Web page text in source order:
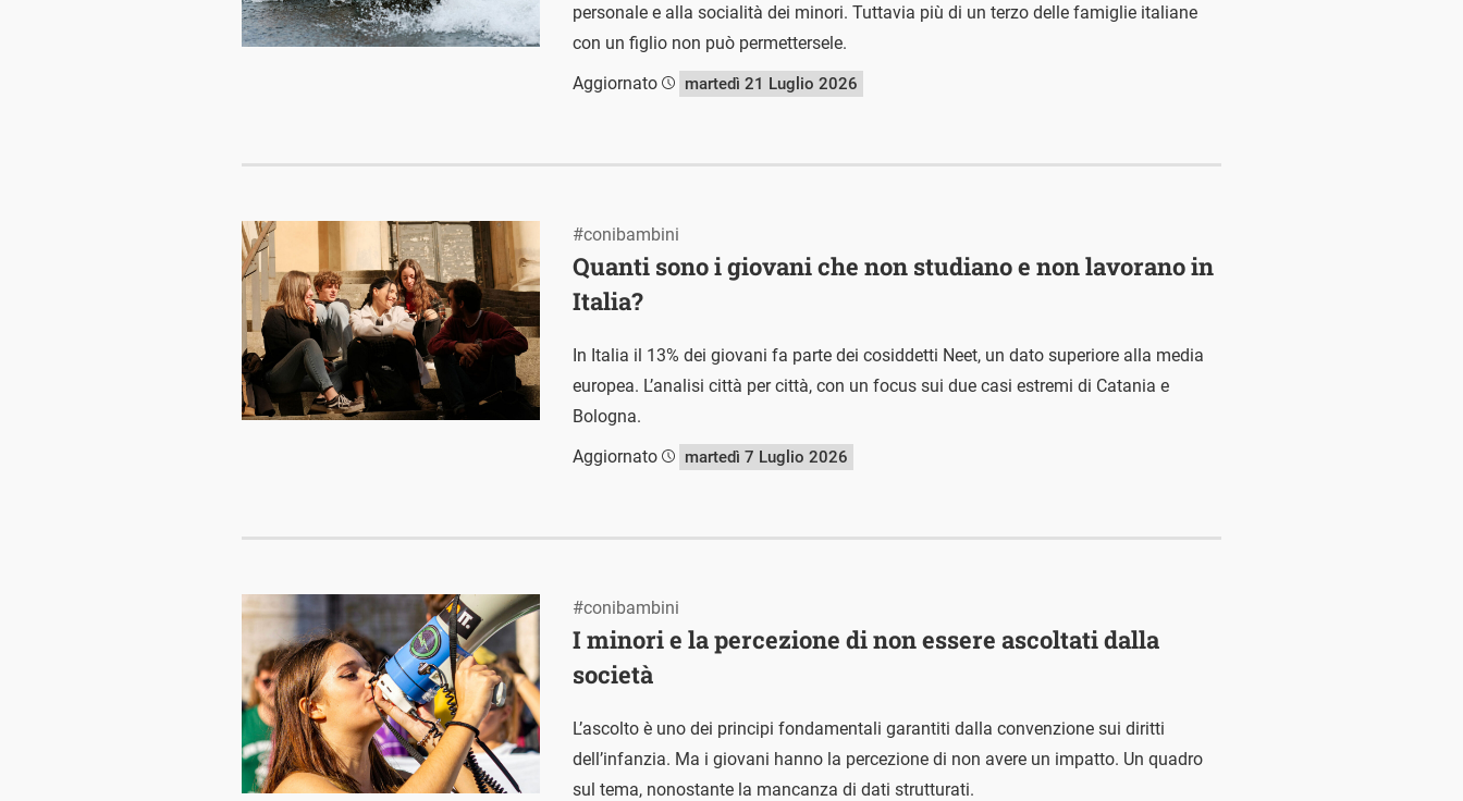
personale e alla socialità dei minori. Tuttavia più di un terzo delle famiglie italiane
con un figlio non può permettersele.
Aggiornato
martedì 21 Luglio 2026
Quanti sono i giovani che non studiano e non lavorano in
Italia?
#conibambini
In Italia il 13% dei giovani fa parte dei cosiddetti Neet, un dato superiore alla media
europea. L’analisi città per città, con un focus sui due casi estremi di Catania e
Bologna.
Aggiornato
martedì 7 Luglio 2026
I minori e la percezione di non essere ascoltati dalla
società
#conibambini
L’ascolto è uno dei principi fondamentali garantiti dalla convenzione sui diritti
dell’infanzia. Ma i giovani hanno la percezione di non avere un impatto. Un quadro
sul tema, nonostante la mancanza di dati strutturati.